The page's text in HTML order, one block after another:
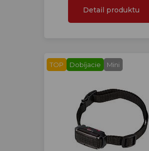
Detail produktu
TOP Dobíjacie Mini